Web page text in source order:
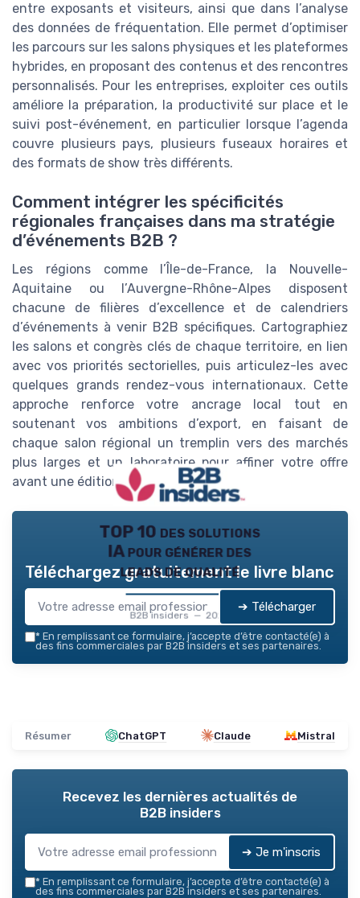
entre exposants et visiteurs, ainsi que dans l’analyse
des données de fréquentation. Elle permet d’optimiser
les parcours sur les salons physiques et les plateformes
hybrides, en proposant des contenus et des rencontres
personnalisés. Pour les entreprises, exploiter ces outils
améliore la préparation, la productivité sur place et le
suivi post-événement, en particulier lorsque l’agenda
couvre plusieurs pays, plusieurs fuseaux horaires et
des formats de show très différents.
Comment intégrer les spécificités
régionales françaises dans ma stratégie
d’événements B2B ?
Les régions comme l’Île-de-France, la Nouvelle-
Aquitaine ou l’Auvergne-Rhône-Alpes disposent
chacune de filières d’excellence et de calendriers
d’événements à venir B2B spécifiques. Cartographiez
les salons et congrès clés de chaque territoire, en lien
avec vos priorités sectorielles, puis articulez-les avec
quelques grands rendez-vous internationaux. Cette
approche renforce votre ancrage local tout en
soutenant vos ambitions d’export, en faisant de
chaque salon régional un tremplin vers des marchés
plus larges et un laboratoire pour affiner votre offre
avant une édition internationale.
TOP 10 des solutions
IA pour générer des
leads de qualité
B2B insiders — 2026
Téléchargez gratuitement le livre blanc
➔ Télécharger
* En remplissant ce formulaire, j’accepte d’être contacté(e) à
des fins commerciales par B2B insiders et ses partenaires.
Résumer ChatGPT Claude Mistral
Recevez les dernières actualités de
B2B insiders
➔ Je m'inscris
* En remplissant ce formulaire, j’accepte d’être contacté(e) à
des fins commerciales par B2B insiders et ses partenaires.